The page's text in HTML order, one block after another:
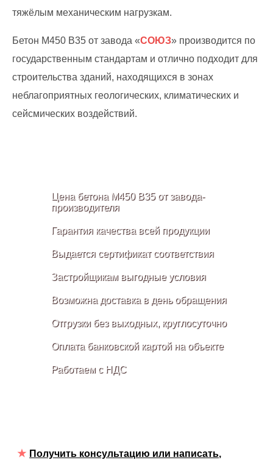
тяжёлым механическим нагрузкам.
Бетон М450 В35 от завода «СОЮЗ» производится по
государственным стандартам и отлично подходит для
строительства зданий, находящихся в зонах
неблагоприятных геологических, климатических и
сейсмических воздействий.
Цена бетона М450 B35 от завода-
производителя
Гарантия качества всей продукции
Выдается сертификат соответствия
Застройщикам выгодные условия
Возможна доставка в день обращения
Отгрузки без выходных, круглосуточно
Оплата банковской картой на объекте
Работаем с НДС
Получить консультацию или написать,